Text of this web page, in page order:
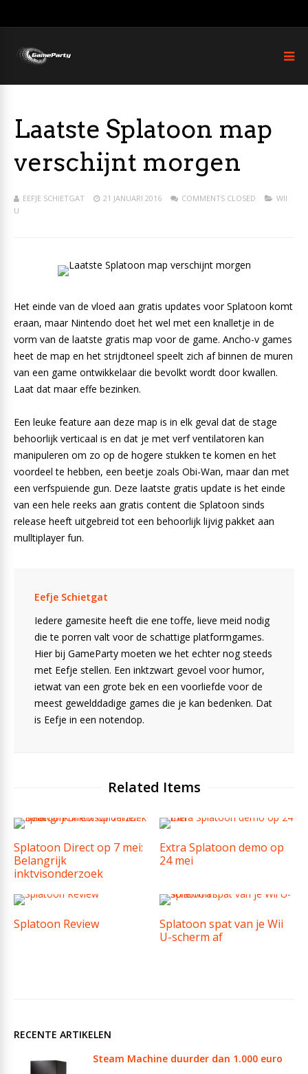
Laatste Splatoon map
verschijnt morgen
EEFJE SCHIETGAT 21 JANUARI 2016 COMMENTS CLOSED
WII
U
Het einde van de vloed aan gratis updates voor Splatoon komt
eraan, maar Nintendo doet het wel met een knalletje in de
vorm van de laatste gratis map voor de game. Ancho-v games
heet de map en het strijdtoneel speelt zich af binnen de muren
van een game ontwikkelaar die bevolkt wordt door kwallen.
Laat dat maar effe bezinken.
Een leuke feature aan deze map is in elk geval dat de stage
behoorlijk verticaal is en dat je met verf ventilatoren kan
manipuleren om zo op de hogere stukken te komen en het
voordeel te hebben, een beetje zoals Obi-Wan, maar dan met
een verfspuiende gun. Deze laatste gratis update is het einde
van een hele reeks aan gratis content die Splatoon sinds
release heeft uitgebreid tot een behoorlijk lijvig pakket aan
mulltiplayer fun.
Eefje Schietgat
Iedere gamesite heeft die ene toffe, lieve meid nodig
die te porren valt voor de schattige platformgames.
Hier bij GameParty moeten we het echter nog steeds
met Eefje stellen. Een inktzwart gevoel voor humor,
ietwat van een grote bek en een voorliefde voor de
meest gewelddadige games die je kan bedenken. Dat
is Eefje in een notendop.
Related Items
Splatoon Direct op 7 mei:
Belangrijk
inktvisonderzoek
Extra Splatoon demo op
24 mei
Splatoon Review
Splatoon spat van je Wii
U-scherm af
RECENTE ARTIKELEN
Steam Machine duurder dan 1.000 euro